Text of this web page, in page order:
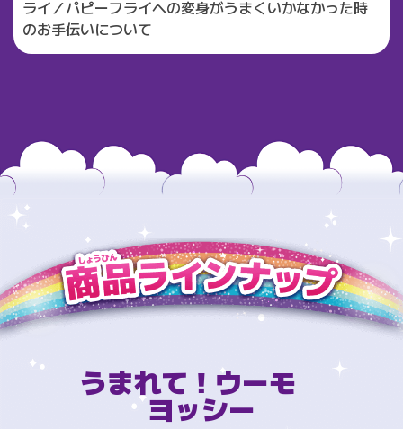
ライ／パピーフライへの変身がうまくいかなかった時
のお手伝いについて
うまれて！ウーモ
ヨッシー